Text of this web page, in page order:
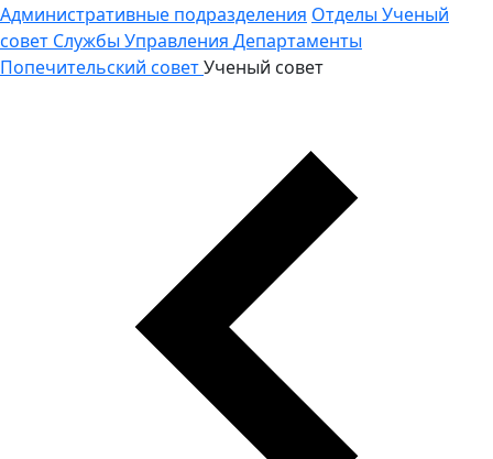
Административные подразделения Отделы Ученый
совет Службы Управления Департаменты
Попечительский советУченый совет